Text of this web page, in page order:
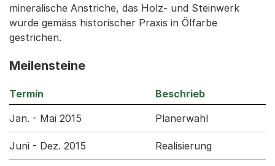
mineralische Anstriche, das Holz- und Steinwerk
wurde gemäss historischer Praxis in Ölfarbe
gestrichen.
Meilensteine
Termin
Beschrieb
Jan. - Mai 2015
Planerwahl
Juni - Dez. 2015 Realisierung